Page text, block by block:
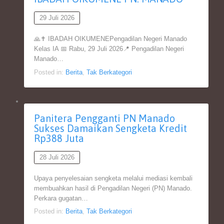
29 Juli 2026
🙏✝️ IBADAH OIKUMENEPengadilan Negeri Manado
Kelas IA 📅 Rabu, 29 Juli 2026📍 Pengadilan Negeri
Manado…
Posted in: Berita, Tak Berkategori
Panitera Pengganti PN Manado
Sukses Damaikan Sengketa Kredit
Rp388 Juta
28 Juli 2026
Upaya penyelesaian sengketa melalui mediasi kembali
membuahkan hasil di Pengadilan Negeri (PN) Manado.
Perkara gugatan…
Posted in: Berita, Tak Berkategori